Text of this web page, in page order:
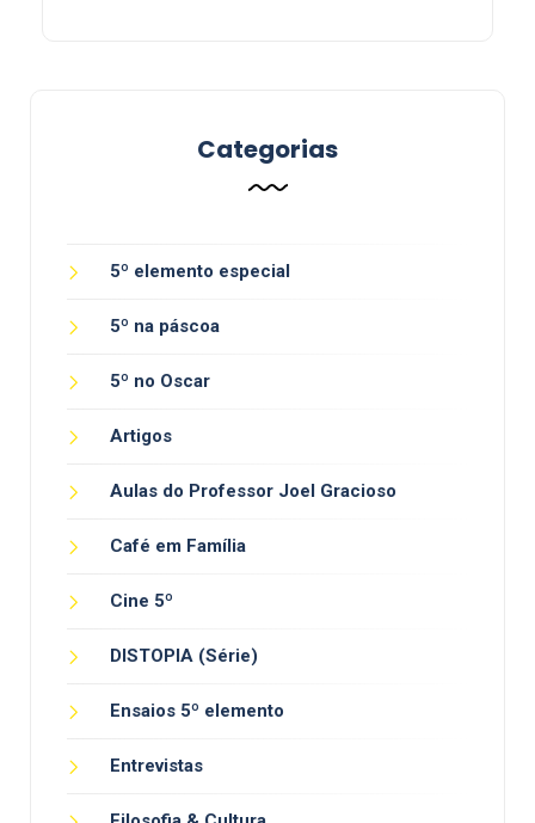
Categorias
5º elemento especial
5º na páscoa
5º no Oscar
Artigos
Aulas do Professor Joel Gracioso
Café em Família
Cine 5º
DISTOPIA (Série)
Ensaios 5º elemento
Entrevistas